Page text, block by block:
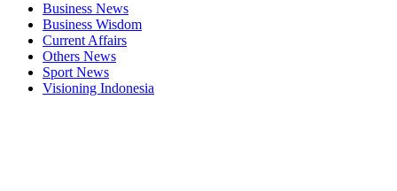
Business News
Business Wisdom
Current Affairs
Others News
Sport News
Visioning Indonesia